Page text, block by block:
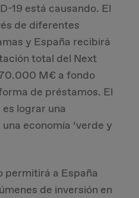
Analysis
19 está causando. El
de diferentes
y España recibirá
total del Next
M€ a fondo
de préstamos. El
lograr una
economía ‘verde y
permitirá a España
de inversión en